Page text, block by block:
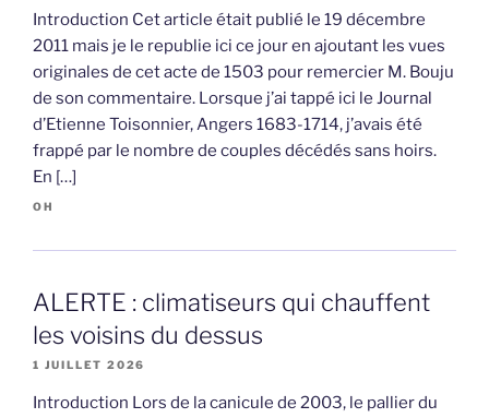
Introduction Cet article était publié le 19 décembre
2011 mais je le republie ici ce jour en ajoutant les vues
originales de cet acte de 1503 pour remercier M. Bouju
de son commentaire. Lorsque j’ai tappé ici le Journal
d’Etienne Toisonnier, Angers 1683-1714, j’avais été
frappé par le nombre de couples décédés sans hoirs.
En […]
OH
ALERTE : climatiseurs qui chauffent
les voisins du dessus
1 JUILLET 2026
Introduction Lors de la canicule de 2003, le pallier du